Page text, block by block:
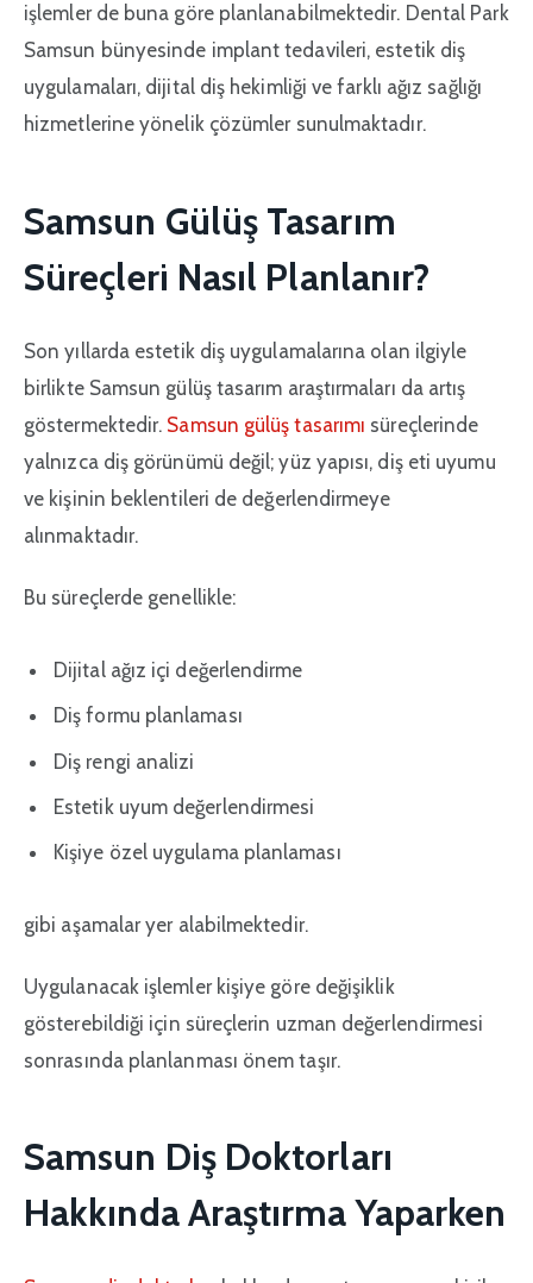
işlemler de buna göre planlanabilmektedir. Dental Park
Samsun bünyesinde implant tedavileri, estetik diş
uygulamaları, dijital diş hekimliği ve farklı ağız sağlığı
hizmetlerine yönelik çözümler sunulmaktadır.
Samsun Gülüş Tasarım
Süreçleri Nasıl Planlanır?
Son yıllarda estetik diş uygulamalarına olan ilgiyle
birlikte Samsun gülüş tasarım araştırmaları da artış
göstermektedir. Samsun gülüş tasarımı süreçlerinde
yalnızca diş görünümü değil; yüz yapısı, diş eti uyumu
ve kişinin beklentileri de değerlendirmeye
alınmaktadır.
Bu süreçlerde genellikle:
Dijital ağız içi değerlendirme
Diş formu planlaması
Diş rengi analizi
Estetik uyum değerlendirmesi
Kişiye özel uygulama planlaması
gibi aşamalar yer alabilmektedir.
Uygulanacak işlemler kişiye göre değişiklik
gösterebildiği için süreçlerin uzman değerlendirmesi
sonrasında planlanması önem taşır.
Samsun Diş Doktorları
Hakkında Araştırma Yaparken